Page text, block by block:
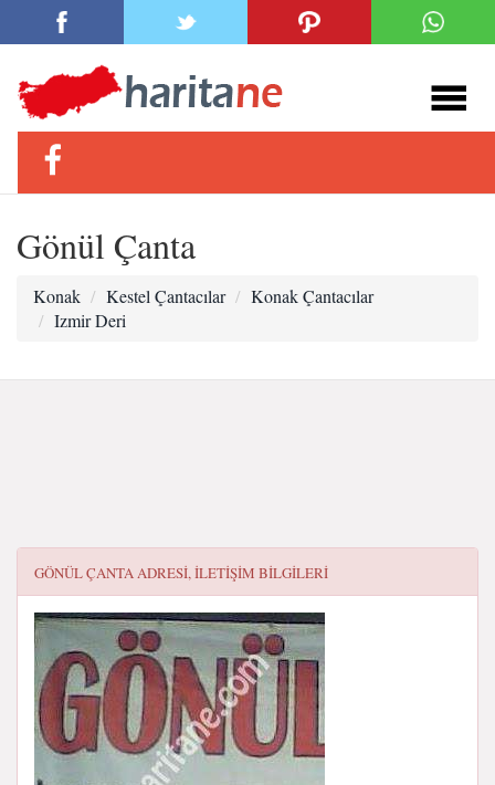
Gönül Çanta
Konak Kestel Çantacılar
Konak Çantacılar
Izmir Deri
GÖNÜL ÇANTAADRESI, ILETIŞIM BILGILERI